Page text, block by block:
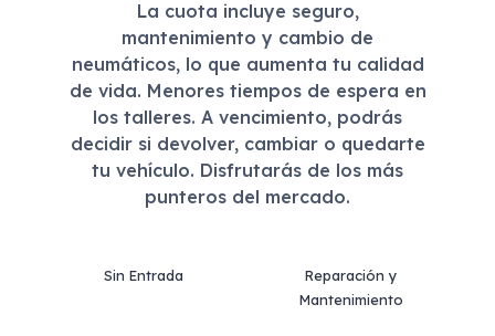
La cuota incluye seguro,
mantenimiento y cambio de
neumáticos, lo que aumenta tu calidad
de vida. Menores tiempos de espera en
los talleres. A vencimiento, podrás
decidir si devolver, cambiar o quedarte
tu vehículo. Disfrutarás de los más
punteros del mercado.
Sin Entrada
Reparación y
Mantenimiento